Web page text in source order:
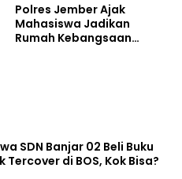
Polres Jember Ajak
Mahasiswa Jadikan
Rumah Kebangsaan
SDN Banjar 02 Beli Buku
Tercover di BOS, Kok Bisa?